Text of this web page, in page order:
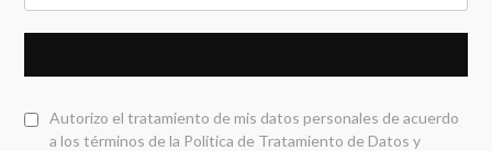
Autorizo el tratamiento de mis datos personales de acuerdo
a los términos de la Política de Tratamiento de Datos y